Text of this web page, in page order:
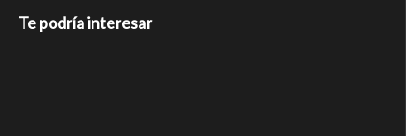
Te podría interesar